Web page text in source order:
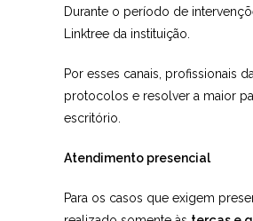
Durante o período de
Linktree da instituição.
Por esses canais, profissionais
protocolos e resolver a maior
escritório.
Atendimento presencial
Para os casos que exigem